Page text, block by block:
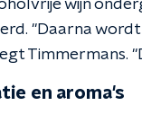
wijn
"Daarna
Timmermans.
en aroma's